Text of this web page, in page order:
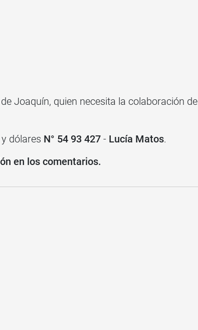
Joaquín, quien necesita la colaboración de
dólares N° 54 93 427 - Lucía Matos.
en los comentarios.